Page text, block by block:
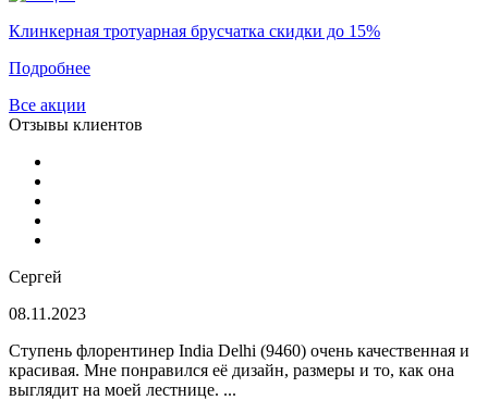
Клинкерная тротуарная брусчатка скидки до 15%
Подробнее
Все акции
Отзывы клиентов
Сергей
08.11.2023
Ступень флорентинер India Delhi (9460) очень качественная и
красивая. Мне понравился её дизайн, размеры и то, как она
выглядит на моей лестнице. ...